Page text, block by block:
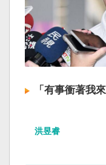
「有事衝著我
洪昱睿